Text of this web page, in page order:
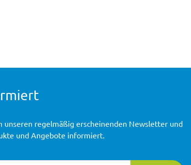
unseren regelmäßig erscheinenden Newsletter und
und Angebote informiert.